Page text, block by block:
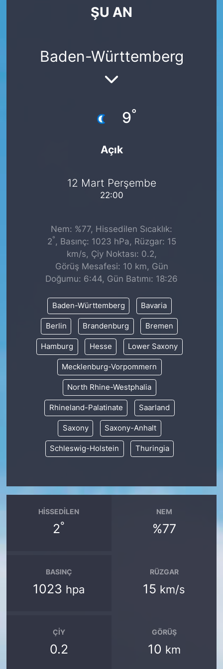
ŞU AN
Baden-Württemberg
9°
Açık
12 Mart Perşembe
22:00
Nem: %77, Hissedilen Sıcaklık:
2° , Basınç: 1023 hPa, Rüzgar: 15
km/s, Çiy Noktası: 0.2,
Görüş Mesafesi: 10 km, Gün
Doğumu: 6:44, Gün Batımı: 18:26
Baden-Württemberg Bavaria
Berlin Brandenburg Bremen
Hamburg Hesse Lower Saxony
Mecklenburg-Vorpommern
North Rhine-Westphalia
Rhineland-Palatinate Saarland
Saxony Saxony-Anhalt
Schleswig-Holstein Thuringia
HISSEDILEN
2°
NEM
%77
BASINÇ
1023 hpa
RÜZGAR
15 km/s
ÇIY
0.2
GÖRÜŞ
10 km